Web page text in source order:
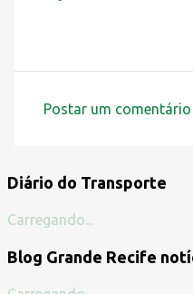
m
n
t
Postar um comentário
Diário do Transporte
Carregando...
Blog Grande Recife